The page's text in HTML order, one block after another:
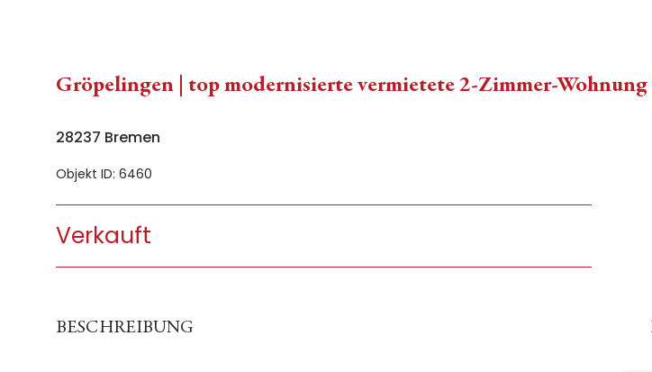
Gröpelingen | top modernisierte vermietete 2-Zimmer-
28237 Bremen
Objekt ID: 6460
Verkauft
BESCHREIBUNG